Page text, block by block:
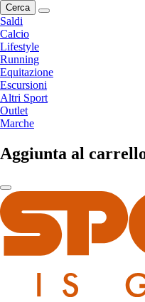
Cerca
Saldi
Calcio
Lifestyle
Running
Equitazione
Escursioni
Altri Sport
Outlet
Marche
Aggiunta al